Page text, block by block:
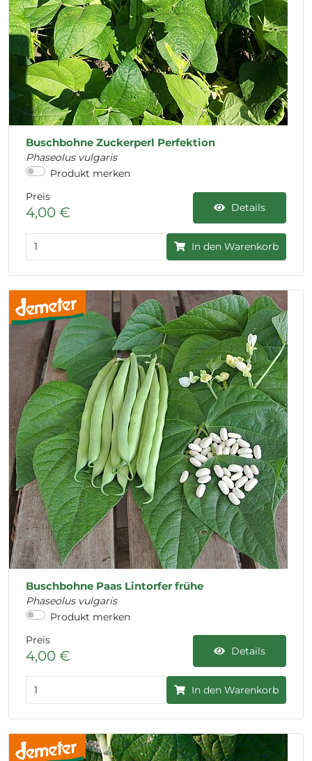
Buschbohne Zuckerperl Perfektion
Phaseolus vulgaris
Produkt merken
Preis
4,00 € Details
In den Warenkorb
Buschbohne Paas Lintorfer frühe
Phaseolus vulgaris
Produkt merken
Preis
4,00 € Details
In den Warenkorb